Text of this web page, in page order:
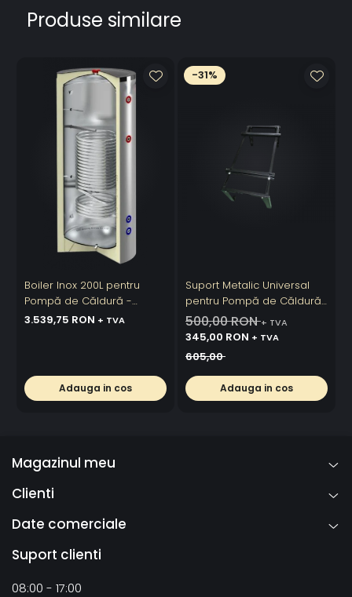
Produse similare
Boiler Inox 200L pentru
Pompă de Căldură -
PAWT-200
3.539,75 RON + TVA
Adauga in cos
-31%
Suport Metalic Universal
pentru Pompă de Căldură
- Reglabil, Exterior
500,00 RON+ TVA
345,00 RON + TVA
605,00
Adauga in cos
Magazinul meu
Clienti
Date comerciale
Suport clienti
08:00 - 17:00